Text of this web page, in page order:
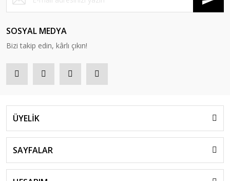
SOSYAL MEDYA
Bizi takip edin, kârlı çıkın!
ÜYELİK
SAYFALAR